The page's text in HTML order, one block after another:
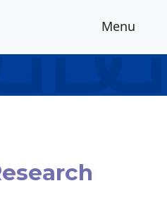
Menu